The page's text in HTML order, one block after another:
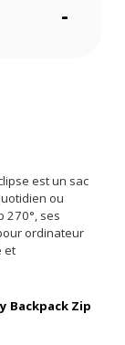
-
est un sac
ou
270°, ses
ordinateur
et
Backpack Zip